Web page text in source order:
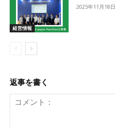
経営情報
2025年11月18日
返事を書く